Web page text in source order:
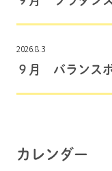
2026.8.3
９月 バランス
カレンダー